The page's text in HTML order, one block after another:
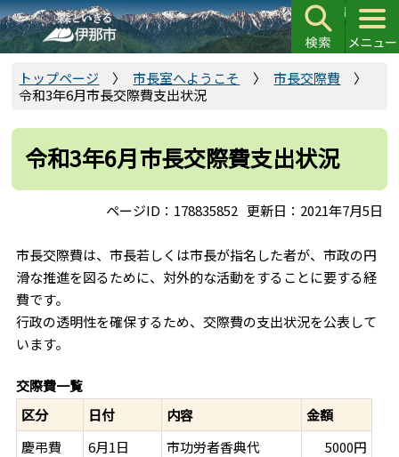
こ
の
ペ
で
トップページ 市長室へようこそ
市長交際費
令和3年6月市長交際費支出状況
令和3年6月市長交際費支出状況
ページID：178835852 更新日：2021年7月5日
市長交際費は、市長若しくは市長が指名した者が、市政の円
滑な推進を図るために、対外的な活動をすることに要する経
費です。
行政の透明性を確保するため、交際費の支出状況を公表して
います。
交際費一覧
区分
日付 内容
金額
慶弔費
6月1日 市功労者香典代
5000円